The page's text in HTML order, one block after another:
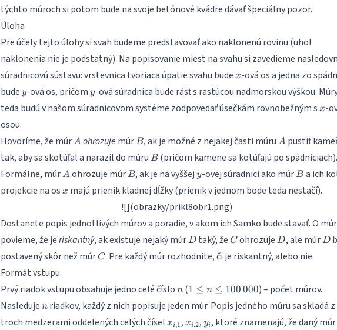
týchto múroch si potom bude na svoje betónové kvádre dávať špeciálny pozor.
Úloha
Pre účely tejto úlohy si svah budeme predstavovať ako naklonenú rovinu (uhol
naklonenia nie je podstatný). Na popisovanie miest na svahu si zavedieme
súradnicovú sústavu: vrstevnica tvoriaca úpätie svahu bude x
x-ová os a jedna zo
bude y
y-ová os, pričomy
y-ová súradnica bude rásť s rastúcou nadmorskou výškou.
teda budú v našom súradnicovom systéme zodpovedať úsečkám rovnobežným s x
x-
osou.
Hovoríme, že múr A
A ohrozujemúr B
B, ak je možné z nejakej časti múruA
A pustiť
tak, aby sa skotúľal a narazil do múru B
B (pričom kamene sa kotúľajú po spádniciach).
Formálne, múr A
Aohrozuje múr B
B, ak je na vyššejy
y-ovej súradnici ako múr B
B a ich
projekcie na os x
x majú prienik kladnej dĺžky (prienik v jednom bode teda nestačí).
![](obrazky/prikl8obr1.png)
Dostanete popis jednotlivých múrov a poradie, v akom ich Samko bude stavať. O
povieme, že jeriskantný, ak existuje nejaký múr D
Dtaký, že C
C ohrozujeD
D, ale múr D
D
postavený skôr než múrC
C. Pre každý múr rozhodnite, či je riskantný, alebo nie.
Formát vstupu
Prvý riadok vstupu obsahuje jedno celé číslo n
n(1 \leq n
\leq
100\,000
1 ≤ n ≤ 100 000) – počet múrov.
Nasleduje n
nriadkov, každý z nich popisuje jeden múr. Popis jedného múru sa skladá z
troch medzerami oddelených celých čísel x_{i,1}
xi,1 , x_{i,2}
xi,2, y_i
yi , ktoré znamenajú, že daný